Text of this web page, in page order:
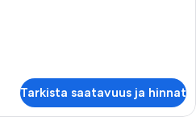
Tarkista saatavuus ja hinnat